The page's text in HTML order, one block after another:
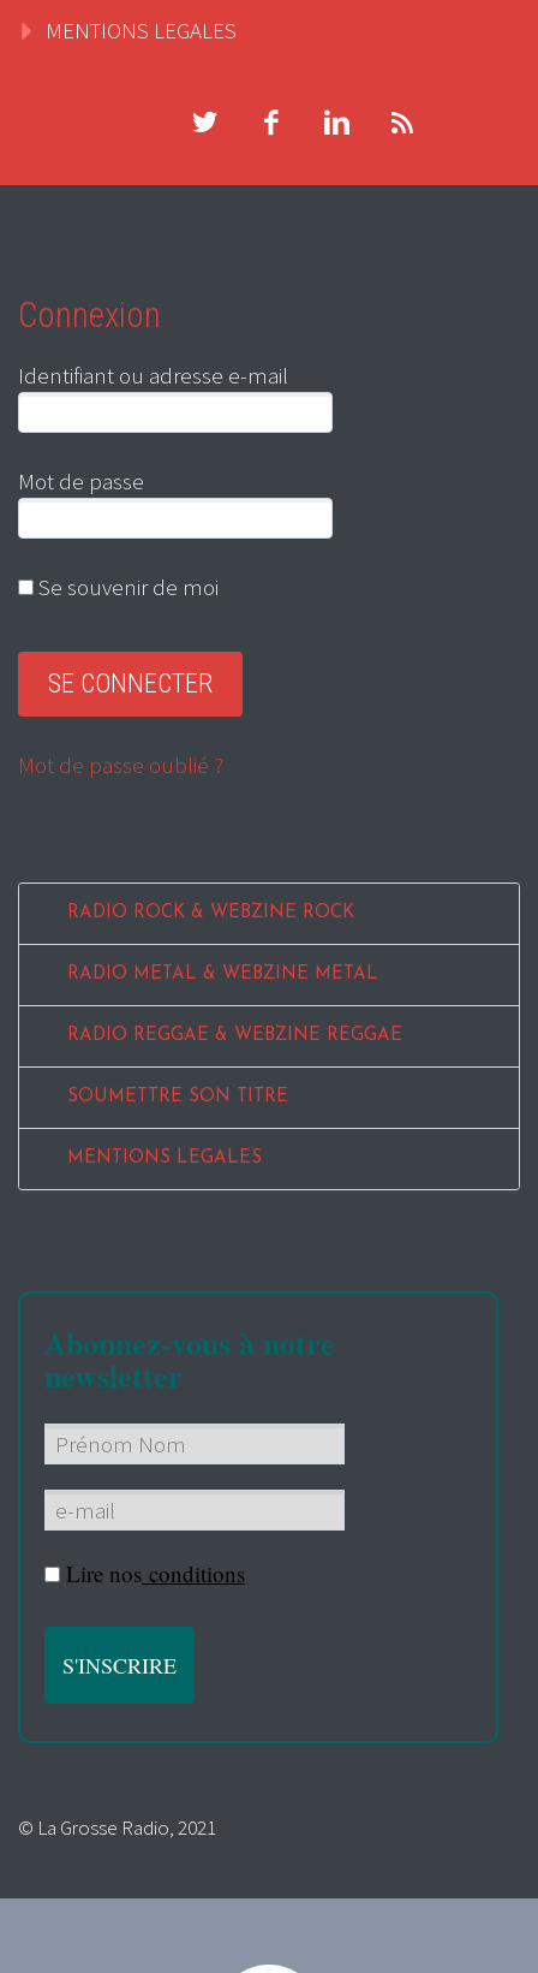
MENTIONS LEGALES
Connexion
Identifiant ou adresse e-mail
Mot de passe
Se souvenir de moi
Mot de passe oublié ?
RADIO ROCK & WEBZINE ROCK
RADIO METAL & WEBZINE METAL
RADIO REGGAE & WEBZINE REGGAE
SOUMETTRE SON TITRE
MENTIONS LEGALES
Abonnez-vous à notre
newsletter
Lire nos conditions
© La Grosse Radio, 2021